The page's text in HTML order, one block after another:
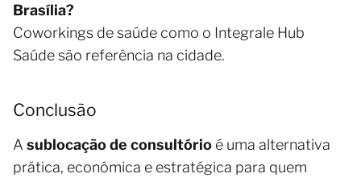
Brasília?
Coworkings de saúde como o Integrale Hub
Saúde são referência na cidade.
Conclusão
A sublocação de consultório é uma alternativa
prática, econômica e estratégica para quem